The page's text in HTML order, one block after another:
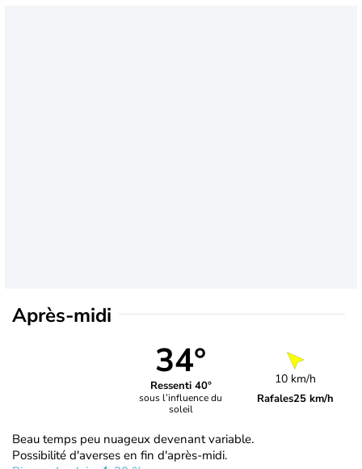
Après-midi
34°
Ressenti 40°
sous l’influence du
soleil
10 km/h
Rafales25 km/h
Beau temps peu nuageux devenant variable.
Possibilité d'averses en fin d'après-midi.